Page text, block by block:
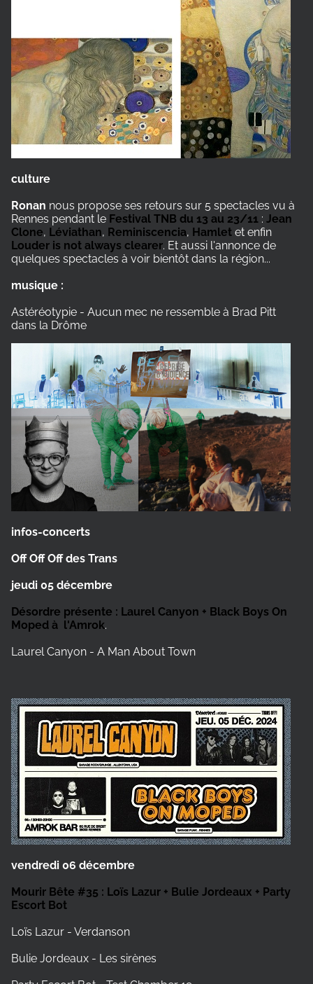
culture
Ronan nous propose ses retours sur 5 spectacles vu à
Rennes pendant le Festival TNB du 13 au 23/11 : Jean
Clone, Léviathan, Reminiscencia, Hamlet et enfin
Louder is not always clearer. Et aussi l'annonce de
quelques spectacles à voir bientôt dans la région...
musique :
Astéréotypie - Aucun mec ne ressemble à Brad Pitt
dans la Drôme
infos-concerts
Off Off Off des Trans
jeudi 05 décembre
Désordre présente : Laurel Canyon + Black Boys On
Moped à l'Amrok.
Laurel Canyon - A Man About Town
vendredi 06 décembre
Mourir Bête #35 : Loïs Lazur + Bulie Jordeaux + Party
Escort Bot
Loïs Lazur - Verdanson
Bulie Jordeaux - Les sirènes